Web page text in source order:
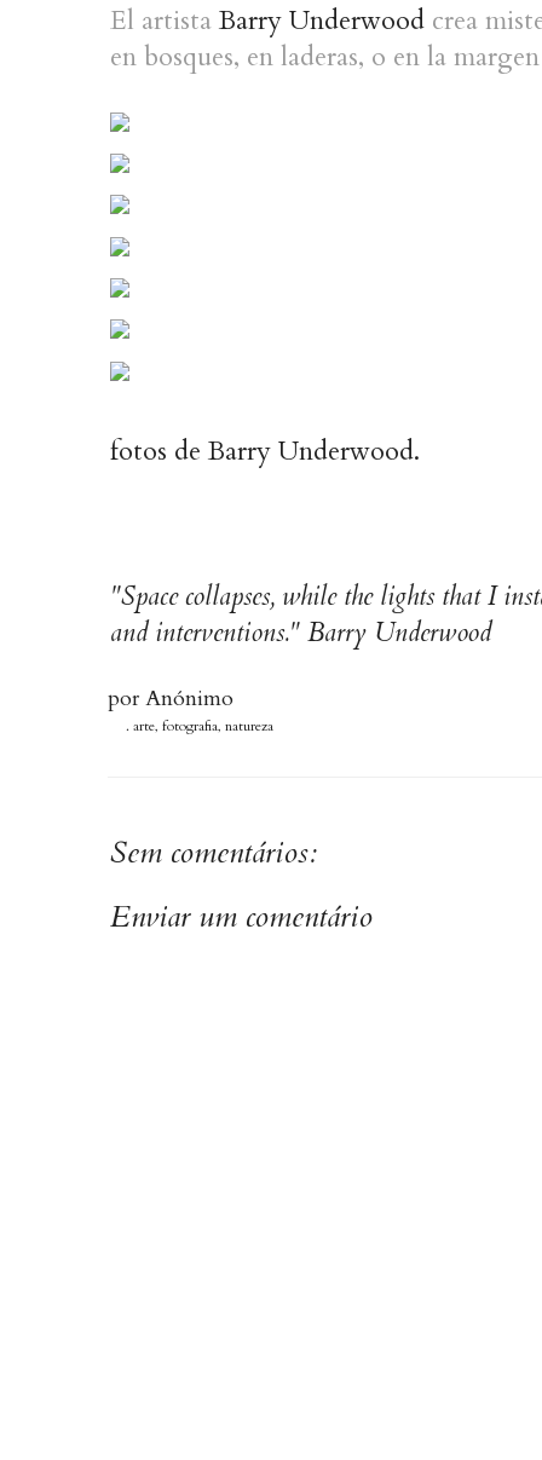
El artista Barry Underwood crea
en bosques, en laderas, o en la
fotos de Barry Underwood.
"Space collapses, while the lights that I
and interventions." Barry Underwood
por Anónimo
. arte, fotografia, natureza
Sem comentários:
Enviar um comentário